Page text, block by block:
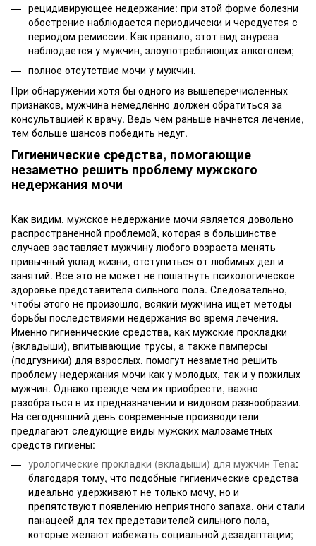
рецидивирующее недержание: при этой форме болезни
обострение наблюдается периодически и чередуется с
периодом ремиссии. Как правило, этот вид энуреза
наблюдается у мужчин, злоупотребляющих алкоголем;
полное отсутствие мочи у мужчин.
При обнаружении хотя бы одного из вышеперечисленных
признаков, мужчина немедленно должен обратиться за
консультацией к врачу. Ведь чем раньше начнется лечение,
тем больше шансов победить недуг.
Гигиенические средства, помогающие
незаметно решить проблему мужского
недержания мочи
Как видим, мужское недержание мочи является довольно
распространенной проблемой, которая в большинстве
случаев заставляет мужчину любого возраста менять
привычный уклад жизни, отступиться от любимых дел и
занятий. Все это не может не пошатнуть психологическое
здоровье представителя сильного пола. Следовательно,
чтобы этого не произошло, всякий мужчина ищет методы
борьбы последствиями недержания во время лечения.
Именно гигиенические средства, как мужские прокладки
(вкладыши), впитывающие трусы, а также памперсы
(подгузники) для взрослых, помогут незаметно решить
проблему недержания мочи как у молодых, так и у пожилых
мужчин. Однако прежде чем их приобрести, важно
разобраться в их предназначении и видовом разнообразии.
На сегодняшний день современные производители
предлагают следующие виды мужских малозаметных
средств гигиены:
урологические прокладки (вкладыши) для мужчин Tena:
благодаря тому, что подобные гигиенические средства
идеально удерживают не только мочу, но и
препятствуют появлению неприятного запаха, они стали
панацеей для тех представителей сильного пола,
которые желают избежать социальной дезадаптации;